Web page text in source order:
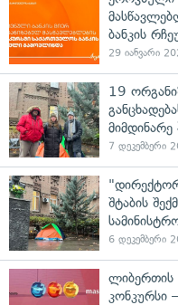
ბანკის
29 იანვარი
19
7 დეკემბერი
შტაბის
6 დეკემბერი
ლიბერთის
კონკურსი